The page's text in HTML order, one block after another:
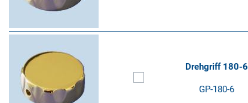
Drehgriff 180-6
GP-180-6